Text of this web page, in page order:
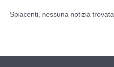
contenuto
Spiacenti, nessuna notizia trovata